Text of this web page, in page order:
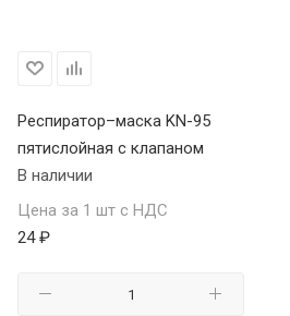
Респиратор–маска KN-95
пятислойная с клапаном
В наличии
Цена за 1 шт с НДС
24 ₽